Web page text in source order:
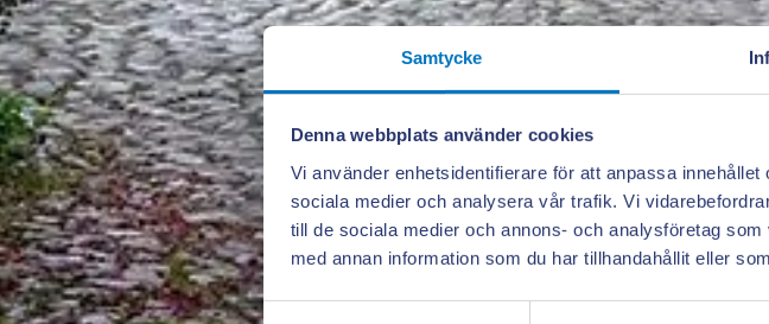
Samtycke
Denna webbplats använder cookies
Vi använder enhetsidentifierare för att anpassa
sociala medier och analysera vår trafik. Vi
till de sociala medier och annons- och analysföretag
med annan information som du har tillhandahållit eller
Samtyckesval